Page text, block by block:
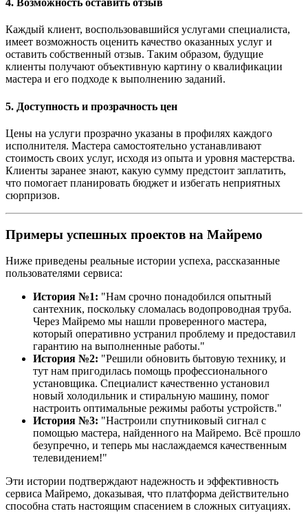
4. Возможность оставить отзыв
Каждый клиент, воспользовавшийся услугами специалиста,
имеет возможность оценить качество оказанных услуг и
оставить собственный отзыв. Таким образом, будущие
клиенты получают объективную картину о квалификации
мастера и его подходе к выполнению заданий.
5. Доступность и прозрачность цен
Цены на услуги прозрачно указаны в профилях каждого
исполнителя. Мастера самостоятельно устанавливают
стоимость своих услуг, исходя из опыта и уровня мастерства.
Клиенты заранее знают, какую сумму предстоит заплатить,
что помогает планировать бюджет и избегать неприятных
сюрпризов.
Примеры успешных проектов на Майремо
Ниже приведены реальные истории успеха, рассказанные
пользователями сервиса:
История №1: "Нам срочно понадобился опытный
сантехник, поскольку сломалась водопроводная труба.
Через Майремо мы нашли проверенного мастера,
который оперативно устранил проблему и предоставил
гарантию на выполненные работы."
История №2: "Решили обновить бытовую технику, и
тут нам пригодилась помощь профессионального
установщика. Специалист качественно установил
новый холодильник и стиральную машину, помог
настроить оптимальные режимы работы устройств."
История №3: "Настроили спутниковый сигнал с
помощью мастера, найденного на Майремо. Всё прошло
безупречно, и теперь мы наслаждаемся качественным
телевидением!"
Эти истории подтверждают надежность и эффективность
сервиса Майремо, доказывая, что платформа действительно
способна стать настоящим спасением в сложных ситуациях.